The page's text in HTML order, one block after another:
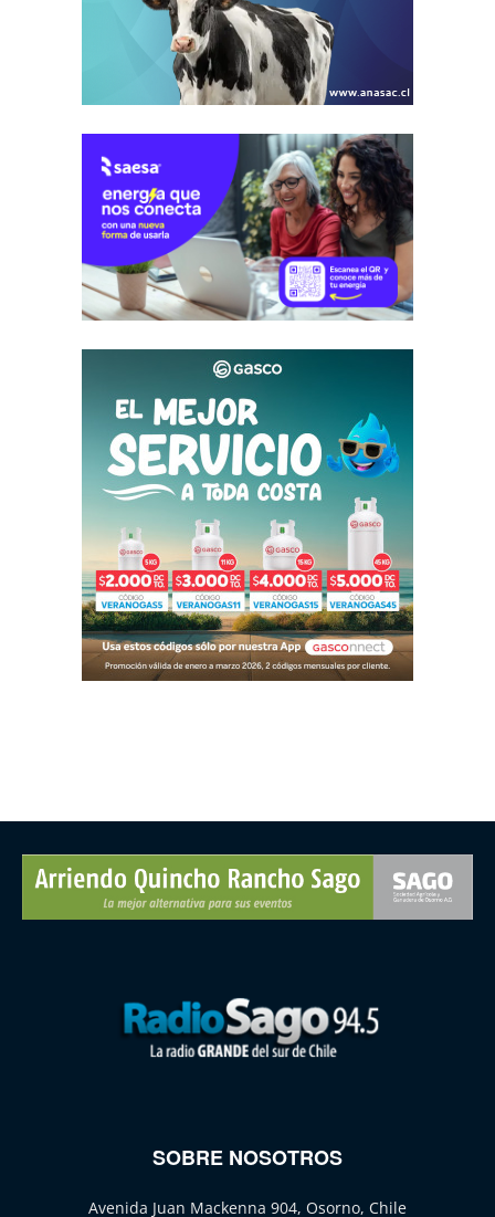
SOBRE NOSOTROS
Avenida Juan Mackenna 904, Osorno, Chile